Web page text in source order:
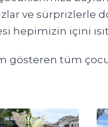
ve sürprizlerle
hepimizin içini
gösteren tüm